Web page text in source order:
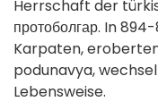
Herrschaft der
протоболгар. In
Karpaten,
podunavya,
Lebensweise.